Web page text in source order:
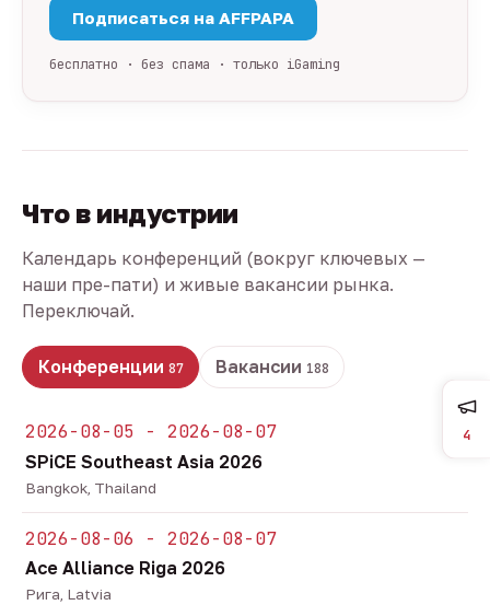
Подписаться на AFFPAPA
бесплатно · без спама · только iGaming
Что в индустрии
Календарь конференций (вокруг ключевых —
наши пре-пати) и живые вакансии рынка.
Переключай.
Конференции 87 Вакансии 188
2026-08-05 - 2026-08-07
SPiCE Southeast Asia 2026
Bangkok, Thailand
2026-08-06 - 2026-08-07
Ace Alliance Riga 2026
Рига, Latvia
4